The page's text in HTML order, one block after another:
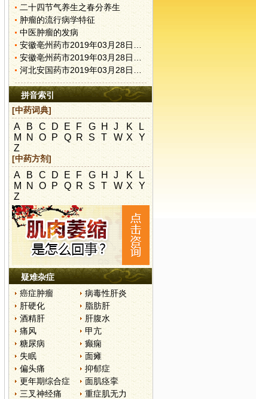
二十四节气养生之春分养生
肿瘤的流行病学特征
中医肿瘤的发病
安徽亳州药市2019年03月28日快讯
安徽亳州药市2019年03月28日快讯
河北安国药市2019年03月28日快讯
拼音索引
[中药词典]
A B C D E F G H J K
L
M N O P Q R S T W X
Y
Z
[中药方剂]
A B C D E F G H J K
L
M N O P Q R S T W X
Y
Z
疑难杂症
癌症肿瘤
病毒性肝炎
肝硬化
脂肪肝
酒精肝
肝腹水
痛风
甲亢
糖尿病
癫痫
失眠
面瘫
偏头痛
抑郁症
更年期综合症
面肌痉挛
三叉神经痛
重症肌无力